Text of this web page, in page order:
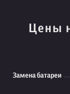
Цены
Замена батареи